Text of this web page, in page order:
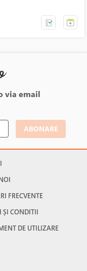
via email
ABONARE
FRECVENTE
ȘI CONDITII
DE UTILIZARE